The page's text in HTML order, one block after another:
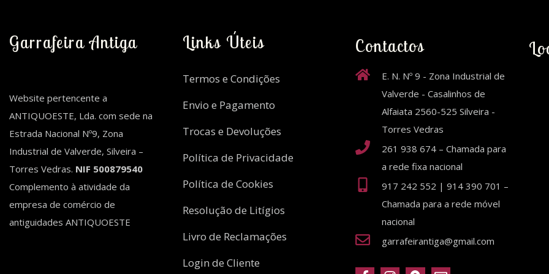
Garrafeira Antiga
Website pertencente a
ANTIQUOESTE, Lda. com sede na
Estrada Nacional Nº9, Zona
Industrial de Valverde, Silveira –
Torres Vedras. NIF 500879540
Complemento à atividade da
empresa de comércio de
antiguidades ANTIQUOESTE
Links Úteis
Termos e Condições
Envio e Pagamento
Trocas e Devoluções
Política de Privacidade
Política de Cookies
Resolução de Litígios
Livro de Reclamações
Login de Cliente
Contactos
E. N. Nº 9 - Zona Industrial de
Valverde - Casalinhos de
Alfaiata 2560-525 Silveira -
Torres Vedras
261 938 674 – Chamada para
a rede fixa nacional
917 242 552 | 914 390 701 –
Chamada para a rede móvel
nacional
garrafeirantiga@gmail.com